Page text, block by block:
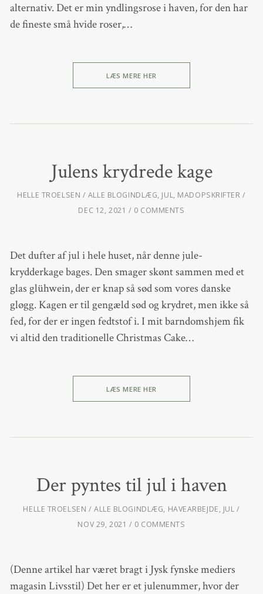
alternativ. Det er min yndlingsrose i haven, for den har
de fineste små hvide roser,…
LÆS MERE HER
Julens krydrede kage
HELLE TROELSEN ALLE BLOGINDLÆG, JUL, MADOPSKRIFTER
DEC 12, 2021
0 COMMENTS
Det dufter af jul i hele huset, når denne jule-
krydderkage bages. Den smager skønt sammen med et
glas glühwein, der er knap så sød som vores danske
gløgg. Kagen er til gengæld sød og krydret, men ikke så
fed, for der er ingen fedtstof i. I mit barndomshjem fik
vi altid den traditionelle Christmas Cake…
LÆS MERE HER
Der pyntes til jul i haven
HELLE TROELSEN ALLE BLOGINDLÆG, HAVEARBEJDE, JUL
NOV 29, 2021
0 COMMENTS
(Denne artikel har været bragt i Jysk fynske mediers
magasin Livsstil) Det her er et julenummer, hvor der